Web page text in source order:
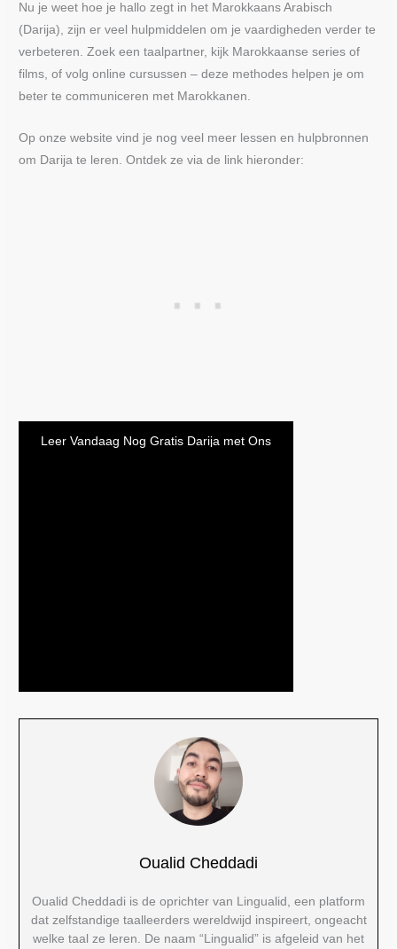
Nu je weet hoe je hallo zegt in het Marokkaans Arabisch
(Darija), zijn er veel hulpmiddelen om je vaardigheden verder te
verbeteren. Zoek een taalpartner, kijk Marokkaanse series of
films, of volg online cursussen – deze methodes helpen je om
beter te communiceren met Marokkanen.
Op onze website vind je nog veel meer lessen en hulpbronnen
om Darija te leren. Ontdek ze via de link hieronder:
Leer Vandaag Nog Gratis Darija met Ons
Oualid Cheddadi
Oualid Cheddadi is de oprichter van Lingualid, een platform
dat zelfstandige taalleerders wereldwijd inspireert, ongeacht
welke taal ze leren. De naam “Lingualid” is afgeleid van het